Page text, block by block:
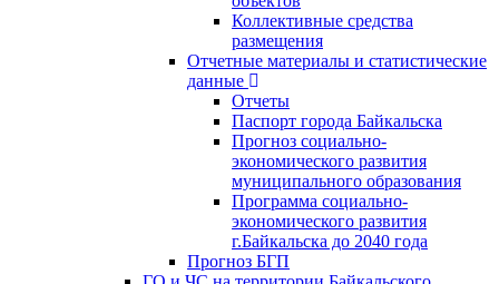
Коллективные средства
размещения
Отчетные материалы и статистические
данные
Отчеты
Паспорт города Байкальска
Прогноз социально-
экономического развития
муниципального образования
Программа социально-
экономического развития
г.Байкальска до 2040 года
Прогноз БГП